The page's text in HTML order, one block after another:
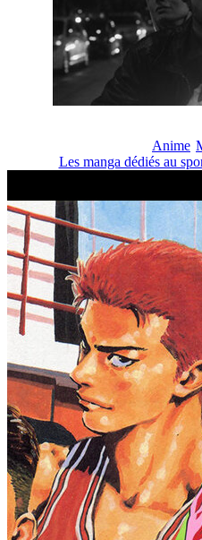
Anime
Les manga dédiés au